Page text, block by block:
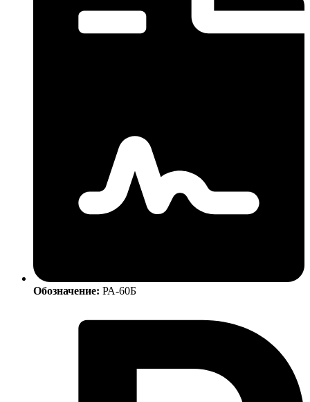
Обозначение: РА-60Б